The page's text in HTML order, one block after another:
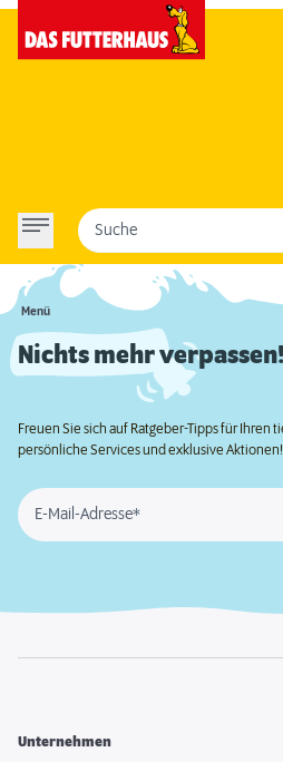
Menü
Suche
Nichts mehr verpassen!
Freuen Sie sich auf Ratgeber-Tipps für Ihren
persönliche Services und exklusive Aktionen!
E-Mail-Adresse*
Unternehmen